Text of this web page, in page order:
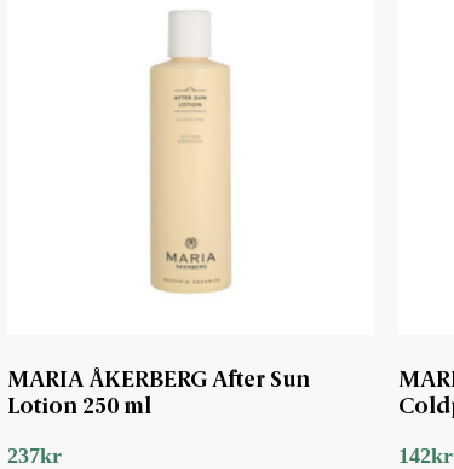
MARIA ÅKERBERG After Sun
Lotion 250 ml
237kr 142kr